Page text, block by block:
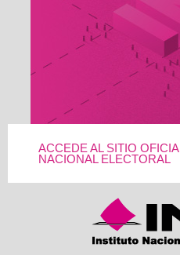
ACCEDE AL SITIO
NACIONAL ELECTORAL